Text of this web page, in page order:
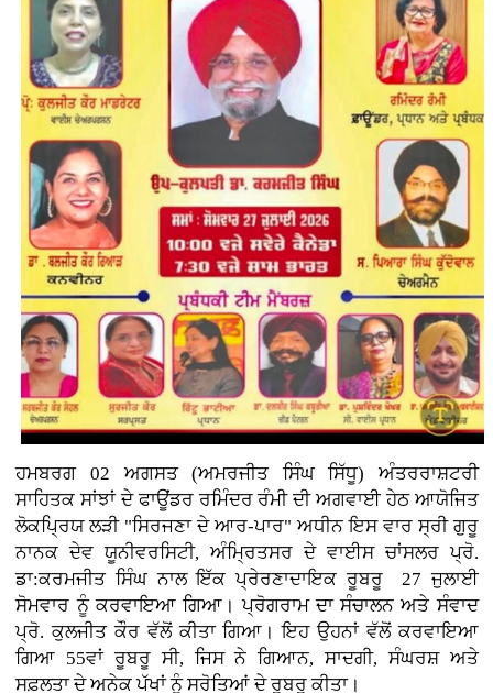
ਹਮਬਰਗ 02 ਅਗਸਤ (ਅਮਰਜੀਤ ਸਿੰਘ ਸਿੱਧੂ) ਅੰਤਰਰਾਸ਼ਟਰੀ
ਸਾਹਿਤਕ ਸਾਂਝਾਂ ਦੇ ਫਾਊਂਡਰ ਰਮਿੰਦਰ ਰੰਮੀ ਦੀ ਅਗਵਾਈ ਹੇਠ ਆਯੋਜਿਤ
ਲੋਕਪ੍ਰਿਯ ਲੜੀ "ਸਿਰਜਣਾ ਦੇ ਆਰ-ਪਾਰ" ਅਧੀਨ ਇਸ ਵਾਰ ਸ੍ਰੀ ਗੁਰੂ
ਨਾਨਕ ਦੇਵ ਯੂਨੀਵਰਸਿਟੀ, ਅੰਮ੍ਰਿਤਸਰ ਦੇ ਵਾਈਸ ਚਾਂਸਲਰ ਪ੍ਰੋ.
ਡਾ:ਕਰਮਜੀਤ ਸਿੰਘ ਨਾਲ ਇੱਕ ਪ੍ਰੇਰਣਾਦਾਇਕ ਰੂਬਰੂ 27 ਜੁਲਾਈ
ਸੋਮਵਾਰ ਨੂੰ ਕਰਵਾਇਆ ਗਿਆ। ਪ੍ਰੋਗਰਾਮ ਦਾ ਸੰਚਾਲਨ ਅਤੇ ਸੰਵਾਦ
ਪ੍ਰੋ. ਕੁਲਜੀਤ ਕੌਰ ਵੱਲੋਂ ਕੀਤਾ ਗਿਆ। ਇਹ ਉਹਨਾਂ ਵੱਲੋਂ ਕਰਵਾਇਆ
ਗਿਆ 55ਵਾਂ ਰੂਬਰੂ ਸੀ, ਜਿਸ ਨੇ ਗਿਆਨ, ਸਾਦਗੀ, ਸੰਘਰਸ਼ ਅਤੇ
ਸਫ਼ਲਤਾ ਦੇ ਅਨੇਕ ਪੱਖਾਂ ਨੂੰ ਸਰੋਤਿਆਂ ਦੇ ਰੂਬਰੂ ਕੀਤਾ।